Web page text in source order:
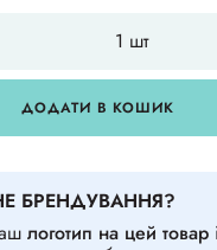
ДОДАТИ В КОШИК
БРЕНДУВАННЯ?
логотип на цей товар